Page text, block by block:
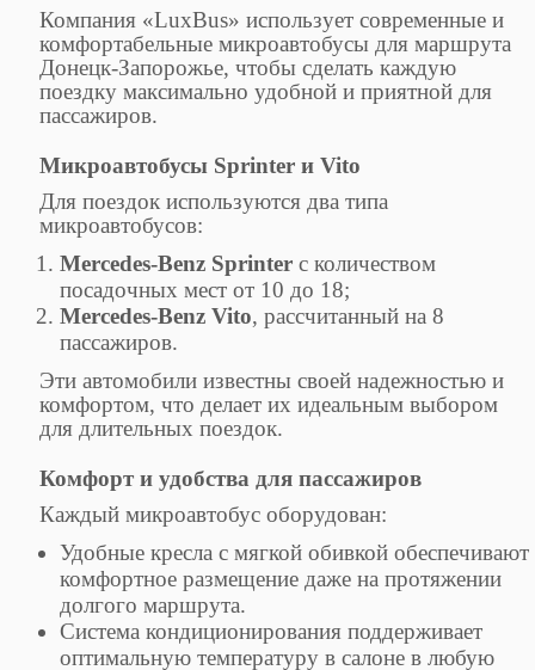
Компания «LuxBus» использует современные и
комфортабельные микроавтобусы для маршрута
Донецк-Запорожье, чтобы сделать каждую
поездку максимально удобной и приятной для
пассажиров.
Микроавтобусы Sprinter и Vito
Для поездок используются два типа
микроавтобусов:
Mercedes-Benz Sprinter с количеством
посадочных мест от 10 до 18;
Mercedes-Benz Vito, рассчитанный на 8
пассажиров.
Эти автомобили известны своей надежностью и
комфортом, что делает их идеальным выбором
для длительных поездок.
Комфорт и удобства для пассажиров
Каждый микроавтобус оборудован:
Удобные кресла с мягкой обивкой обеспечивают
комфортное размещение даже на протяжении
долгого маршрута.
Система кондиционирования поддерживает
оптимальную температуру в салоне в любую